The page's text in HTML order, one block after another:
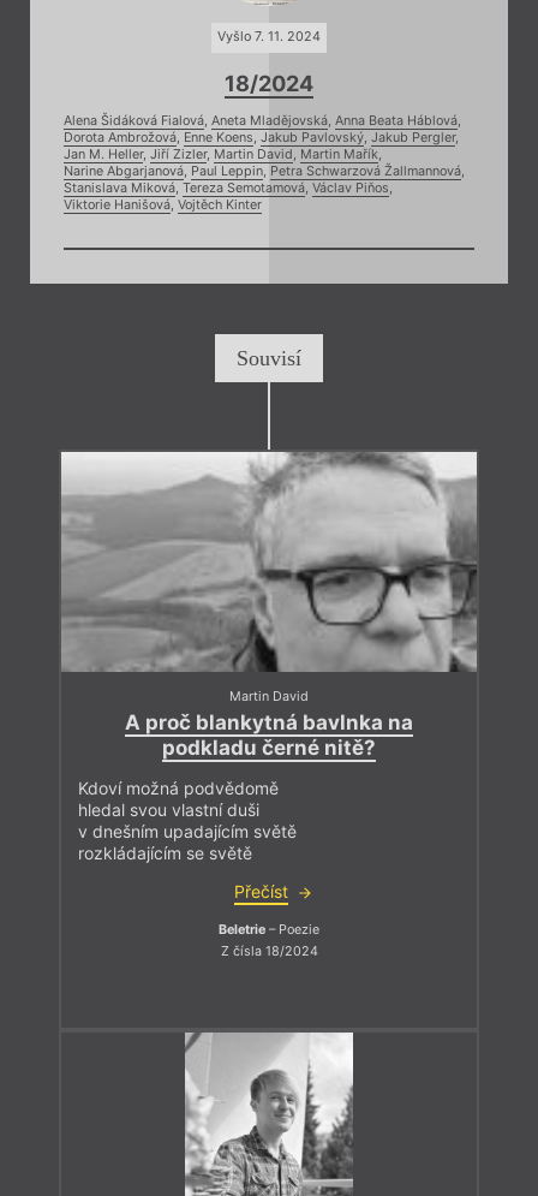
Vyšlo 7. 11. 2024
18/2024
Alena Šidáková Fialová, Aneta Mladějovská, Anna Beata Háblová,
Dorota Ambrožová, Enne Koens, Jakub Pavlovský, Jakub Pergler,
Jan M. Heller, Jiří Zizler, Martin David, Martin Mařík,
Narine Abgarjanová, Paul Leppin, Petra Schwarzová Žallmannová,
Stanislava Miková, Tereza Semotamová, Václav Piňos,
Viktorie Hanišová, Vojtěch Kinter
Souvisí
Martin David
A proč blankytná bavlnka na
podkladu černé nitě?
Kdoví možná podvědomě
hledal svou vlastní duši
v dnešním upadajícím světě
rozkládajícím se světě
Přečíst
Beletrie – Poezie
Z čísla 18/2024